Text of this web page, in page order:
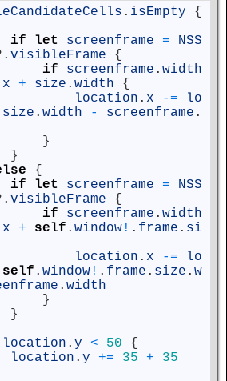
. isEmpty
{
if
let screenframe =
NSS
. visibleFrame
{
if
screenframe . width
x + size . width
{
location . x -=
lo
size . width - screenframe .
}
}
{
if
let screenframe =
NSS
. visibleFrame
{
if
screenframe . width
x + self . window ! . frame . si
location . x -=
lo
self . window ! . frame . size . w
. width
}
}
location . y < 50
{
location . y += 35 +
35